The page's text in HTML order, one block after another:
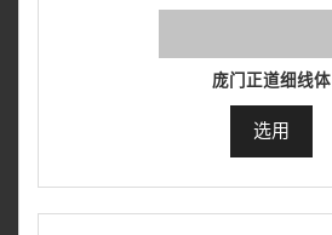
庞门正道细线体
选用